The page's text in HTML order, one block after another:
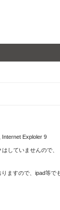
Internet Exploler 9
していませんので、
ますので、ipad等で